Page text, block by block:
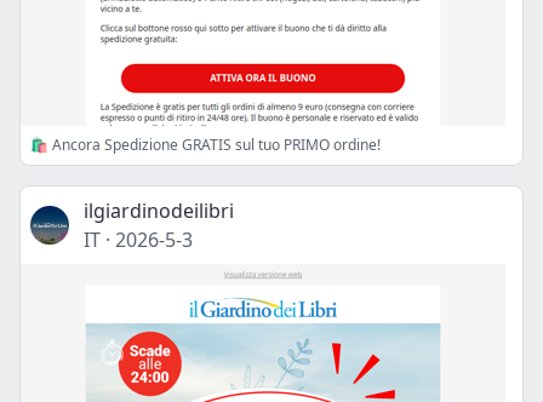
🛍️ Ancora Spedizione GRATIS sul tuo PRIMO ordine!
ilgiardinodeilibri
IT · 2026-5-3